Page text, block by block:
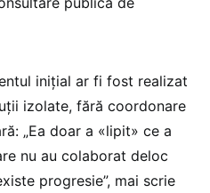
inițial ar fi fost realizat
izolate, fără coordonare
„Ea doar a «lipit» ce a
nu au colaborat deloc
progresie”, mai scrie